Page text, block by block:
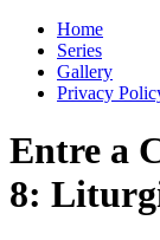
Home
Series
Gallery
Privacy
Entre a
8: